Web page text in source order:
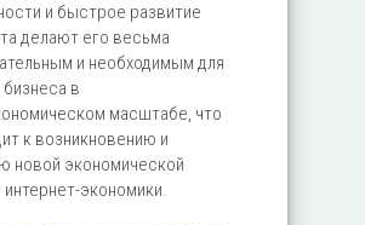
и быстрое развитие
делают его весьма
и необходимым для
в
масштабе, что
к возникновению и
новой экономической
экономики.